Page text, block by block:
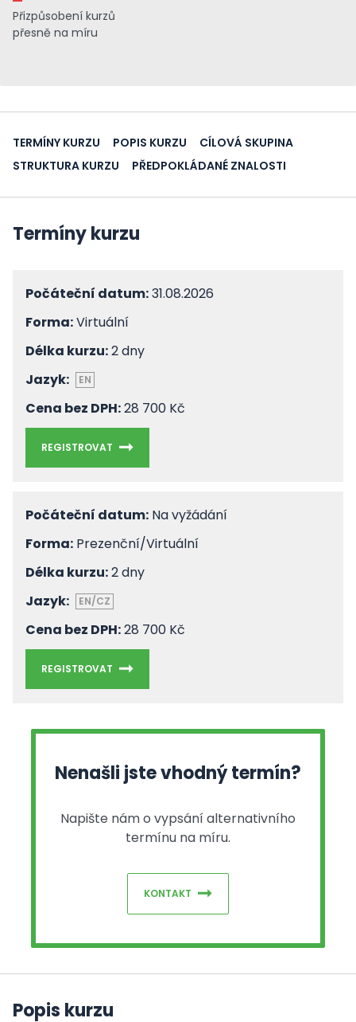
Přizpůsobení kurzů
přesně na míru
TERMÍNY KURZU POPIS KURZU
CÍLOVÁ SKUPINA
STRUKTURA KURZU
PŘEDPOKLÁDANÉ ZNALOSTI
Termíny kurzu
Počáteční datum:31.08.2026
Forma:Virtuální
Délka kurzu:2 dny
Jazyk:
EN
Cena bez DPH:28 700 Kč
REGISTROVAT
Počáteční datum: Na vyžádání
Forma: Prezenční/Virtuální
Délka kurzu:2 dny
Jazyk:
EN/CZ
Cena bez DPH:28 700 Kč
REGISTROVAT
Nenašli jste vhodný termín?
Napište nám o vypsání alternativního
termínu na míru.
KONTAKT
Popis kurzu